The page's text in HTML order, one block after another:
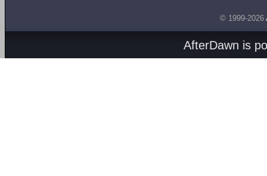
© 1999-2026
AfterDawn is